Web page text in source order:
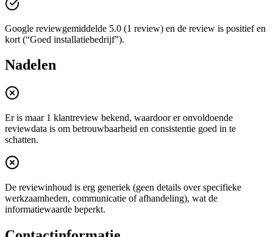
Google reviewgemiddelde 5.0 (1 review) en de review is positief en
kort (“Goed installatiebedrijf”).
Nadelen
Er is maar 1 klantreview bekend, waardoor er onvoldoende
reviewdata is om betrouwbaarheid en consistentie goed in te
schatten.
De reviewinhoud is erg generiek (geen details over specifieke
werkzaamheden, communicatie of afhandeling), wat de
informatiewaarde beperkt.